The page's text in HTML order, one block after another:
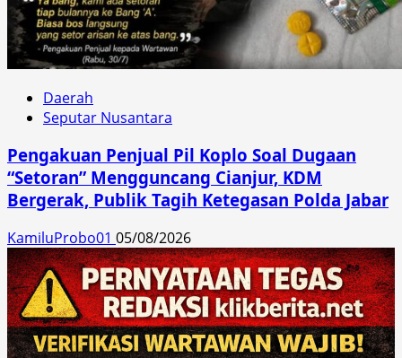
Daerah
Seputar Nusantara
Pengakuan Penjual Pil Koplo Soal Dugaan
“Setoran” Mengguncang Cianjur, KDM
Bergerak, Publik Tagih Ketegasan Polda Jabar
KamiluProbo01 05/08/2026